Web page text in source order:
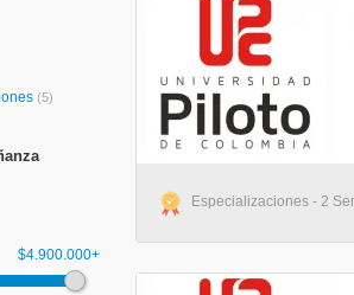
(5)
$4.900.000+
Especializaciones - 2